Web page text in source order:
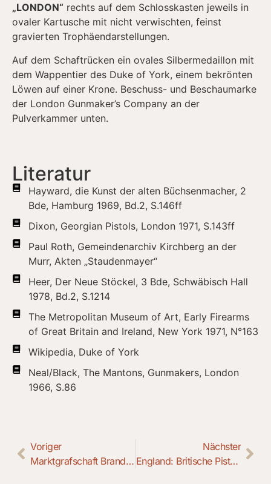
„LONDON“ rechts auf dem Schlosskasten jeweils in
ovaler Kartusche mit nicht verwischten, feinst
gravierten Trophäendarstellungen.
Auf dem Schaftrücken ein ovales Silbermedaillon mit
dem Wappentier des Duke of York, einem bekrönten
Löwen auf einer Krone. Beschuss- und Beschaumarke
der London Gunmaker’s Company an der
Pulverkammer unten.
Literatur
Hayward, die Kunst der alten Büchsenmacher, 2
Bde, Hamburg 1969, Bd.2, S.146ff
Dixon, Georgian Pistols, London 1971, S.143ff
Paul Roth, Gemeindenarchiv Kirchberg an der
Murr, Akten „Staudenmayer“
Heer, Der Neue Stöckel, 3 Bde, Schwäbisch Hall
1978, Bd.2, S.1214
The Metropolitan Museum of Art, Early Firearms
of Great Britain and Ireland, New York 1971, N°163
Wikipedia, Duke of York
Neal/Black, The Mantons, Gunmakers, London
1966, S.86
Voriger
Marktgrafschaft Brandenburg-Bayreuth: Infanteriegewehr M 1740
Nächster
England: Britische Pistole M 1802 New Land Pattern Tower-Fertigung ab 1802